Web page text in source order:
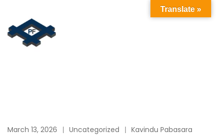
March 13, 2026 Uncategorized Kavindu Pabasara
Translate »